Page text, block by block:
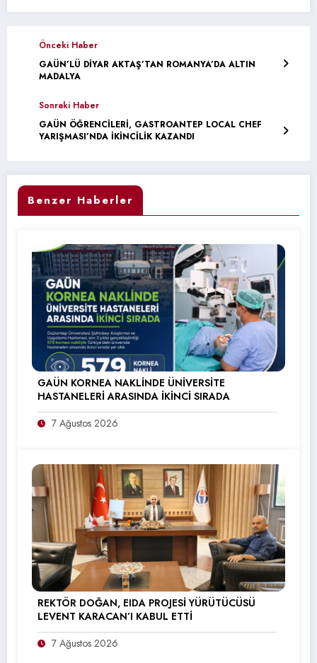
Önceki Haber
GAÜN’LÜ DİYAR AKTAŞ’TAN ROMANYA’DA ALTIN
MADALYA
Sonraki Haber
GAÜN ÖĞRENCİLERİ, GASTROANTEP LOCAL CHEF
YARIŞMASI’NDA İKİNCİLİK KAZANDI
Benzer Haberler
GAÜN KORNEA NAKLİNDE ÜNİVERSİTE
HASTANELERİ ARASINDA İKİNCİ SIRADA
7 Ağustos 2026
REKTÖR DOĞAN, EIDA PROJESİ YÜRÜTÜCÜSÜ
LEVENT KARACAN’I KABUL ETTİ
7 Ağustos 2026